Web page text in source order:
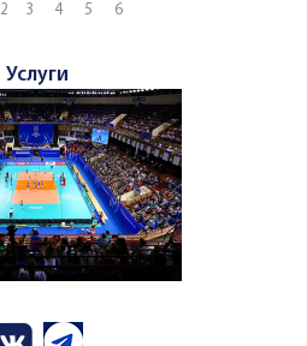
2 3 4 5 6
Услуги